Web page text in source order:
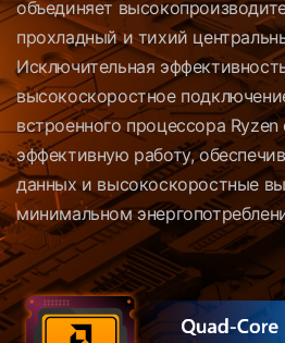
объединяет
прохладный и тихий
Исключительная
высокоскоростное
встроенного процессора
эффективную работу,
данных и высокоскоростные
минимальном